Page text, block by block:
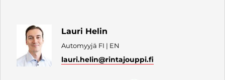
Lauri Helin
Automyyjä FI | EN
lauri.helin@rintajouppi.fi